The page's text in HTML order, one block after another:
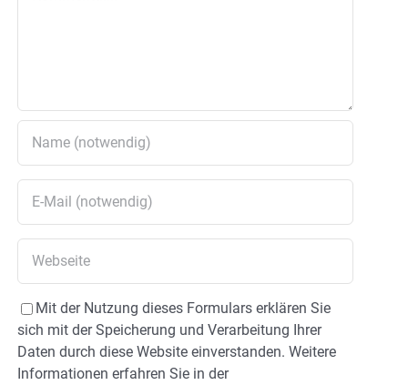
Mit der Nutzung dieses Formulars erklären Sie
sich mit der Speicherung und Verarbeitung Ihrer
Daten durch diese Website einverstanden. Weitere
Informationen erfahren Sie in der